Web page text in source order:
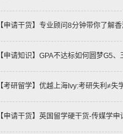
【申请干货】专业顾问8分钟带你了解
【申请知识】GPA不达标如何圆梦G5、
【考研留学】优越上海Ivy:考研失利≠
【申请干货】英国留学硬干货-传媒学